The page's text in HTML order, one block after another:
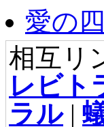
愛の
相互リ
レビト
ラル|